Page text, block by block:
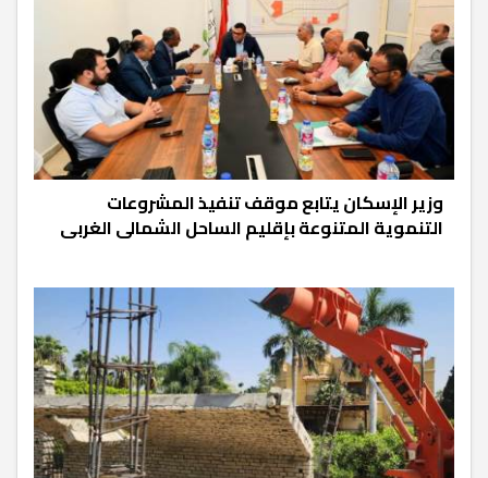
وزير الإسكان يتابع موقف تنفيذ المشروعات
التنموية المتنوعة بإقليم الساحل الشمالى الغربى